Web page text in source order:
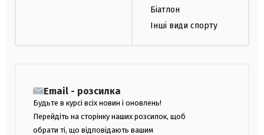
Біатлон
Інші види спорту
Email - розсилка
Будьте в курсі всіх новин і оновлень!
Перейдіть на сторінку наших розсилок, щоб
обрати ті, що відповідають вашим